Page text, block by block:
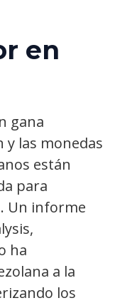
en
gana
las monedas
están
para
Un informe
ha
a la
los